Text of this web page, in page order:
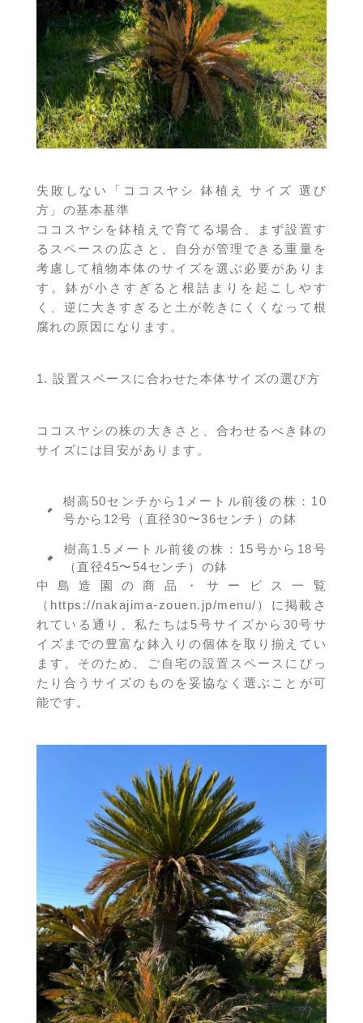
失敗しない「ココスヤシ 鉢植え サイズ 選び
方」の基本基準
ココスヤシを鉢植えで育てる場合、まず設置す
るスペースの広さと、自分が管理できる重量を
考慮して植物本体のサイズを選ぶ必要がありま
す。鉢が小さすぎると根詰まりを起こしやす
く、逆に大きすぎると土が乾きにくくなって根
腐れの原因になります。
1. 設置スペースに合わせた本体サイズの選び方
ココスヤシの株の大きさと、合わせるべき鉢の
サイズには目安があります。
樹高50センチから1メートル前後の株：10
号から12号（直径30〜36センチ）の鉢
樹高1.5メートル前後の株：15号から18号
（直径45〜54センチ）の鉢
中島造園の商品・サービス一覧
（ https://nakajima-zouen.jp/menu/ ）に掲載さ
れている通り、私たちは5号サイズから30号サ
イズまでの豊富な鉢入りの個体を取り揃えてい
ます。そのため、ご自宅の設置スペースにぴっ
たり合うサイズのものを妥協なく選ぶことが可
能です。